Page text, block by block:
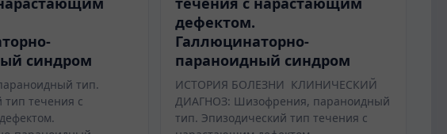
синдром
тип.
тип течения с
дефектом.
Галлюцинаторно-
параноидный синдром
ИСТОРИЯ БОЛЕЗНИ КЛИНИЧЕСКИЙ
ДИАГНОЗ: Шизофрения, параноидный
тип. Эпизодический тип течения с